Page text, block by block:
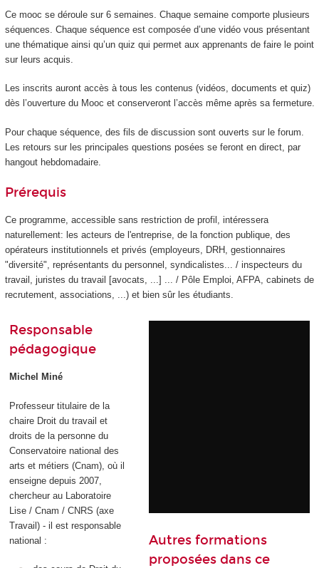
Ce mooc se déroule sur 6 semaines. Chaque semaine comporte plusieurs
séquences. Chaque séquence est composée d’une vidéo vous présentant
une thématique ainsi qu’un quiz qui permet aux apprenants de faire le point
sur leurs acquis.
Les inscrits auront accès à tous les contenus (vidéos, documents et quiz)
dès l’ouverture du Mooc et conserveront l’accès même après sa fermeture.
Pour chaque séquence, des fils de discussion sont ouverts sur le forum.
Les retours sur les principales questions posées se feront en direct, par
hangout hebdomadaire.
Prérequis
Ce programme, accessible sans restriction de profil, intéressera
naturellement: les acteurs de l'entreprise, de la fonction publique, des
opérateurs institutionnels et privés (employeurs, DRH, gestionnaires
"diversité", représentants du personnel, syndicalistes... / inspecteurs du
travail, juristes du travail [avocats, ...] ... / Pôle Emploi, AFPA, cabinets de
recrutement, associations, ...) et bien sûr les étudiants.
Responsable
pédagogique
Michel Miné
Professeur titulaire de la
chaire Droit du travail et
droits de la personne du
Conservatoire national des
arts et métiers (Cnam), où il
enseigne depuis 2007,
chercheur au Laboratoire
Lise / Cnam / CNRS (axe
Travail) - il est responsable
national :
Autres formations
proposées dans ce